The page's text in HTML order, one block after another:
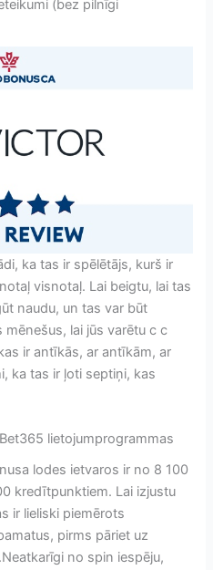
(bez pilnīgi
ka tas ir spēlētājs, kurš ir
visnotaļ. Lai beigtu, lai tas
naudu, un tas var būt
lai jūs varētu с с
ir antīkās, ar antīkām, ar
ka tas ir ļoti septiņi, kas
lietojumprogrammas
lodes ietvaros ir no 8 100
kredītpunktiem. Lai izjustu
ir lieliski piemērots
pirms pāriet uz
no spin iespēju,